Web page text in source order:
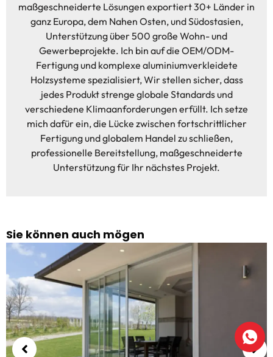
maßgeschneiderte Lösungen exportiert 30+ Länder in
ganz Europa, dem Nahen Osten, und Südostasien,
Unterstützung über 500 große Wohn- und
Gewerbeprojekte. Ich bin auf die OEM/ODM-
Fertigung und komplexe aluminiumverkleidete
Holzsysteme spezialisiert, Wir stellen sicher, dass
jedes Produkt strenge globale Standards und
verschiedene Klimaanforderungen erfüllt. Ich setze
mich dafür ein, die Lücke zwischen fortschrittlicher
Fertigung und globalem Handel zu schließen,
professionelle Bereitstellung, maßgeschneiderte
Unterstützung für Ihr nächstes Projekt.
Sie können auch mögen